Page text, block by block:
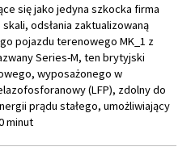
się jako jedyna szkocka firma
odsłania zaktualizowaną
pojazdu terenowego MK_1 z
Series-M, ten brytyjski
wyposażonego w
(LFP), zdolny do
prądu stałego, umożliwiający
minut